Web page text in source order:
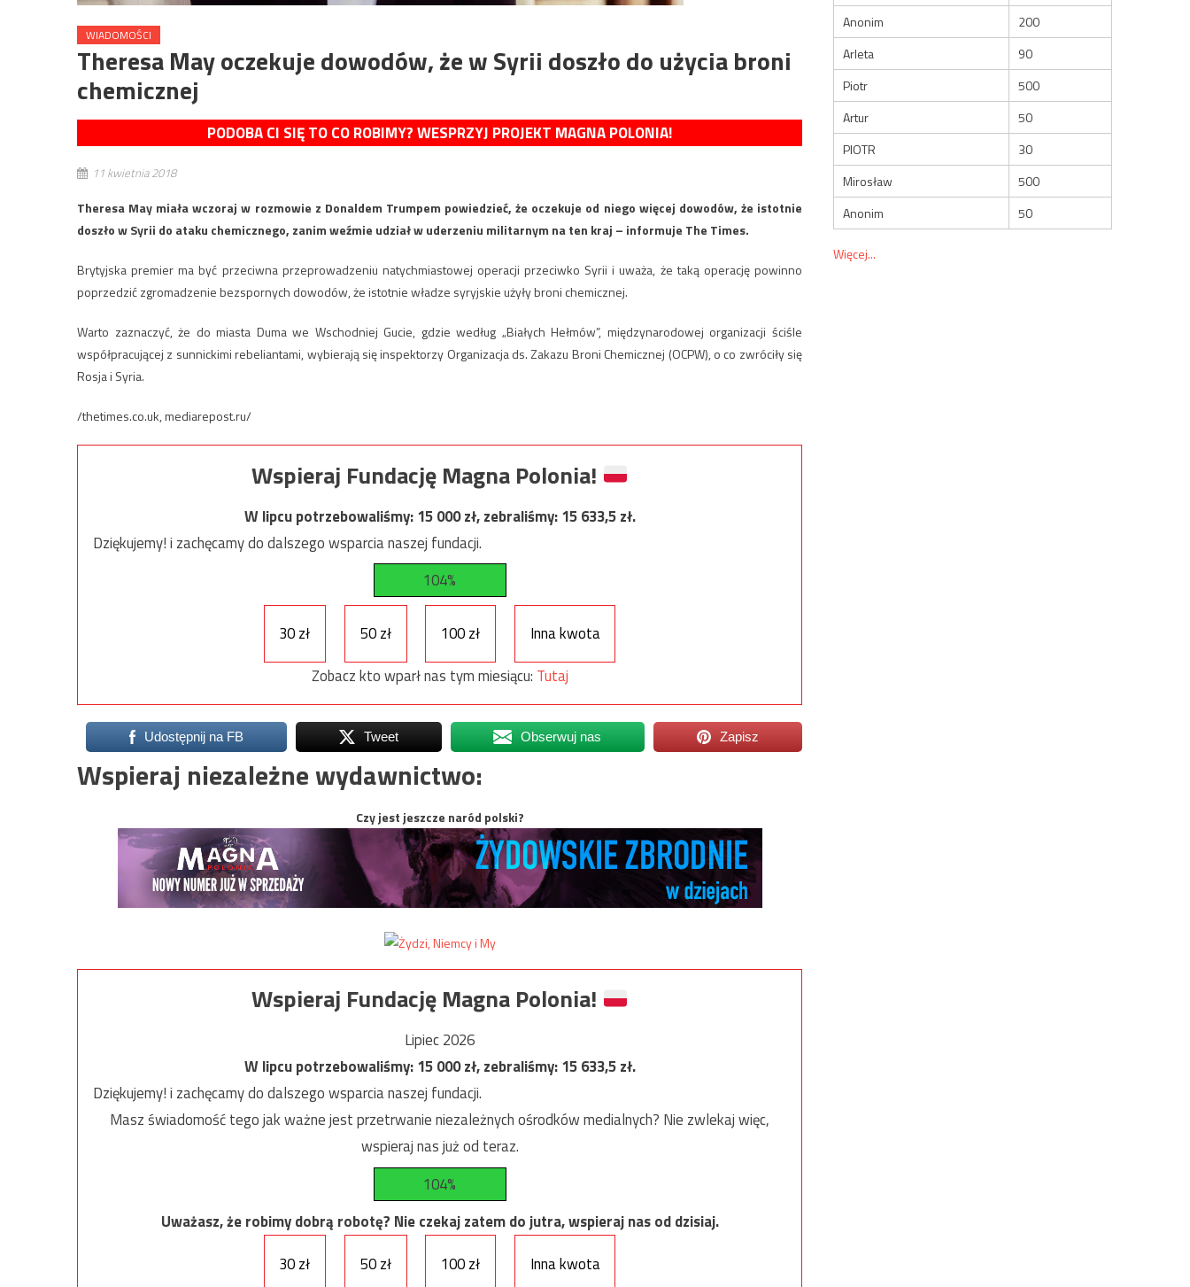
WIADOMOŚCI
Theresa May oczekuje dowodów, że w Syrii doszło do użycia broni
chemicznej
PODOBA CI SIĘ TO CO ROBIMY? WESPRZYJ PROJEKT MAGNA POLONIA!
11 kwietnia 2018
Theresa May miała wczoraj w rozmowie z Donaldem Trumpem powiedzieć, że oczekuje od niego więcej dowodów, że istotnie
doszło w Syrii do ataku chemicznego, zanim weźmie udział w uderzeniu militarnym na ten kraj – informuje The Times.
Brytyjska premier ma być przeciwna przeprowadzeniu natychmiastowej operacji przeciwko Syrii i uważa, że taką operację powinno
poprzedzić zgromadzenie bezspornych dowodów, że istotnie władze syryjskie użyły broni chemicznej.
Warto zaznaczyć, że do miasta Duma we Wschodniej Gucie, gdzie według „Białych Hełmów”, międzynarodowej organizacji ściśle
współpracującej z sunnickimi rebeliantami, wybierają się inspektorzy Organizacja ds. Zakazu Broni Chemicznej (OCPW), o co zwróciły się
Rosja i Syria.
/thetimes.co.uk, mediarepost.ru/
Wspieraj Fundację Magna Polonia!
W lipcu potrzebowaliśmy:15 000zł, zebraliśmy:15 633,5zł.
Dziękujemy! i zachęcamy do dalszego wsparcia naszej fundacji.
104%
30 zł 50 zł 100 zł
Inna kwota
Zobacz kto wparł nas tym miesiącu: Tutaj
Udostępnij na FB Tweet Obserwuj nas Zapisz
Wspieraj niezależne wydawnictwo:
Czy jest jeszcze naród polski?
Wspieraj Fundację Magna Polonia!
Lipiec 2026
W lipcu potrzebowaliśmy:15 000zł, zebraliśmy:15 633,5zł.
Dziękujemy! i zachęcamy do dalszego wsparcia naszej fundacji.
Masz świadomość tego jak ważne jest przetrwanie niezależnych ośrodków medialnych? Nie zwlekaj więc,
wspieraj nas już od teraz.
104%
Uważasz, że robimy dobrą robotę? Nie czekaj zatem do jutra, wspieraj nas od dzisiaj.
30 zł
50 zł 100 zł Inna kwota
Anonim
200
Arleta
90
Piotr
500
Artur
50
PIOTR
30
Mirosław
500
Anonim
50
Więcej...